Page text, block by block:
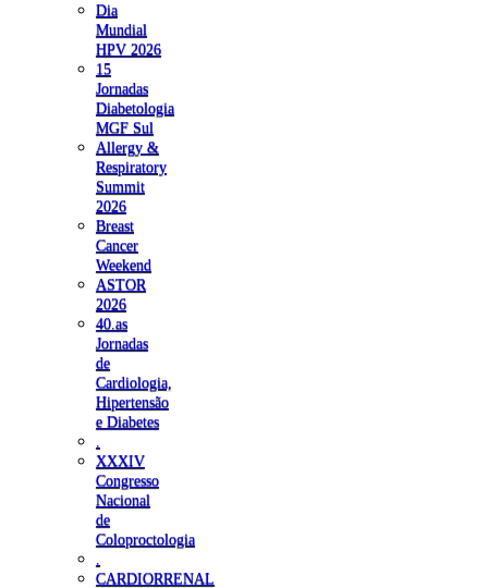
Dia
Mundial
HPV 2026
15
Jornadas
Diabetologia
MGF Sul
Allergy &
Respiratory
Summit
2026
Breast
Cancer
Weekend
ASTOR
2026
40.as
Jornadas
de
Cardiologia,
Hipertensão
e Diabetes
XXXIV
Congresso
Nacional
de
Coloproctologia
CARDIORRENAL